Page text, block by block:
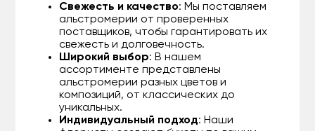
Свежесть и качество: Мы поставляем
альстромерии от проверенных
поставщиков, чтобы гарантировать их
свежесть и долговечность.
Широкий выбор: В нашем
ассортименте представлены
альстромерии разных цветов и
композиций, от классических до
уникальных.
Индивидуальный подход: Наши